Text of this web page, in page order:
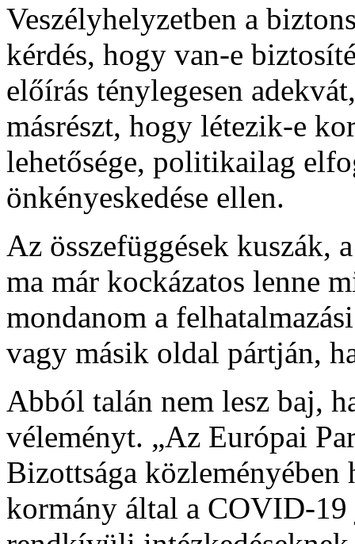
Veszélyhelyzetben a
kérdés, hogy van-e
előírás ténylegesen
másrészt, hogy létezik-e
lehetősége, politikailag
önkényeskedése ellen.
Az összefüggések kuszák,
ma már kockázatos lenne
mondanom a
vagy másik oldal pártján,
Abból talán nem lesz baj,
véleményt. „Az Európai
Bizottsága
kormány által a COVID-19